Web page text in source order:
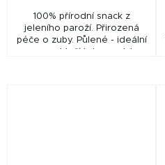
100% přírodní snack z
jeleního paroží. Přirozená
péče o zuby. Půlené - ideální